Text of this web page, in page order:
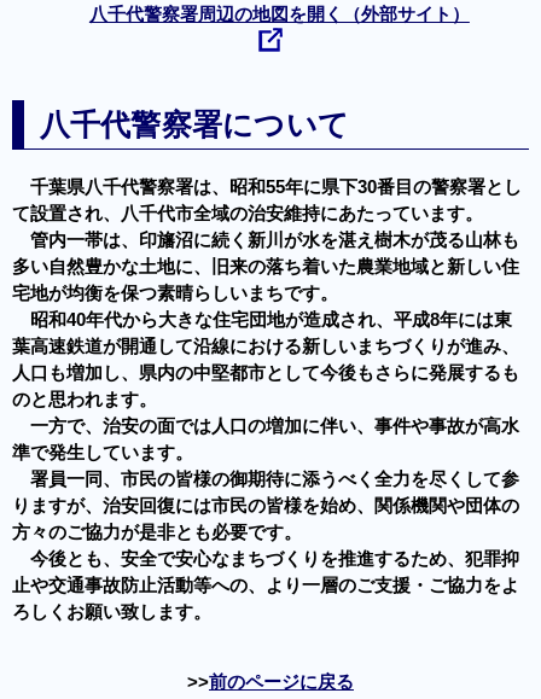
八千代警察署周辺の地図を開く（外部サイト）
八千代警察署について
千葉県八千代警察署は、昭和55年に県下30番目の警察署とし
て設置され、八千代市全域の治安維持にあたっています。
管内一帯は、印旛沼に続く新川が水を湛え樹木が茂る山林も
多い自然豊かな土地に、旧来の落ち着いた農業地域と新しい住
宅地が均衡を保つ素晴らしいまちです。
昭和40年代から大きな住宅団地が造成され、平成8年には東
葉高速鉄道が開通して沿線における新しいまちづくりが進み、
人口も増加し、県内の中堅都市として今後もさらに発展するも
のと思われます。
一方で、治安の面では人口の増加に伴い、事件や事故が高水
準で発生しています。
署員一同、市民の皆様の御期待に添うべく全力を尽くして参
りますが、治安回復には市民の皆様を始め、関係機関や団体の
方々のご協力が是非とも必要です。
今後とも、安全で安心なまちづくりを推進するため、犯罪抑
止や交通事故防止活動等への、より一層のご支援・ご協力をよ
ろしくお願い致します。
前のページに戻る